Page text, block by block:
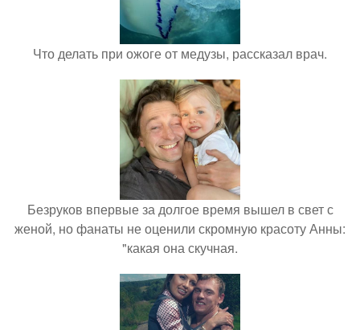
Что делать при ожоге от медузы, рассказал врач.
Безруков впервые за долгое время вышел в свет с
женой, но фанаты не оценили скромную красоту Анны:
"какая она скучная.